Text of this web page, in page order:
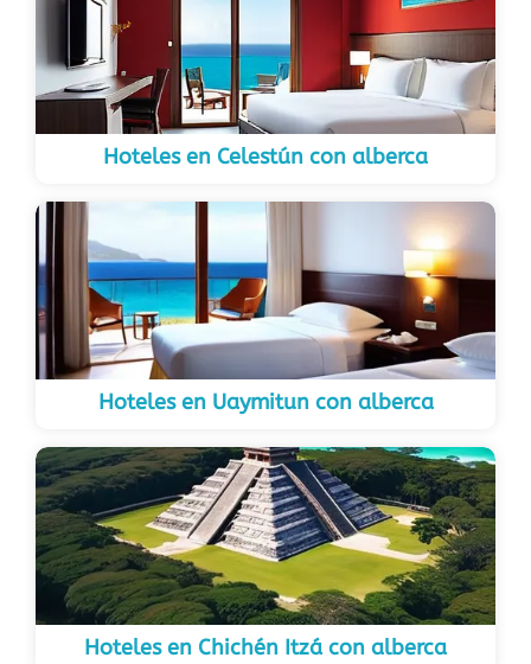
Hoteles en Celestún con alberca
Hoteles en Uaymitun con alberca
Hoteles en Chichén Itzá con alberca